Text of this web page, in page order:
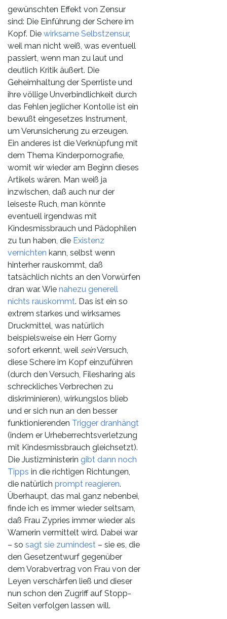
gewünschten Effekt von Zensur
sind: Die Einführung der Schere im
Kopf. Die wirksame Selbstzensur,
weil man nicht weiß, was eventuell
passiert, wenn man zu laut und
deutlich Kritik äußert. Die
Geheimhaltung der Sperrliste und
ihre völlige Unverbindlichkeit durch
das Fehlen jeglicher Kontolle ist ein
bewußt eingesetzes Instrument,
um Verunsicherung zu erzeugen.
Ein anderes ist die Verknüpfung mit
dem Thema Kinderpornografie,
womit wir wieder am Beginn dieses
Artikels wären. Man weiß ja
inzwischen, daß auch nur der
leiseste Ruch, man könnte
eventuell irgendwas mit
Kindesmissbrauch und Pädophilen
zu tun haben, die Existenz
vernichten kann, selbst wenn
hinterher rauskommt, daß
tatsächlich nichts an den Vorwürfen
dran war. Wie nahezu generell
nichts rauskommt. Das ist ein so
extrem starkes und wirksames
Druckmittel, was natürlich
beispielsweise ein Herr Gorny
sofort erkennt, weil seinVersuch,
diese Schere im Kopf einzuführen
(durch den Versuch, Filesharing als
schreckliches Verbrechen zu
diskriminieren), wirkungslos blieb
und er sich nun an den besser
funktionierenden Trigger dranhängt
(indem er Urheberrechtsverletzung
mit Kindesmissbrauch gleichsetzt).
Die Justizministerin gibt dann noch
Tipps in die richtigen Richtungen,
die natürlich prompt reagieren.
Überhaupt, das mal ganz nebenbei,
finde ich es immer wieder seltsam,
daß Frau Zypries immer wieder als
Warnerin vermittelt wird. Dabei war
– so sagt sie zumindest – sie es, die
den Gesetzentwurf gegenüber
dem Vorabvertrag von Frau von der
Leyen verschärfen ließ und dieser
nun schon den Zugriff auf Stopp-
Seiten verfolgen lassen will.